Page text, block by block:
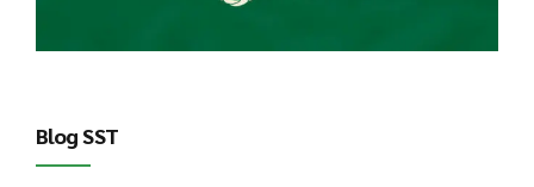
Blog SST